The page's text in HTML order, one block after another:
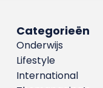
Categorieën
Onderwijs
Lifestyle
International